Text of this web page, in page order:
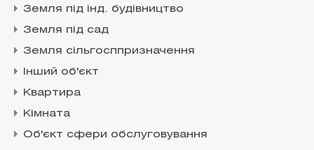
Земля під інд. будівництво
Земля під сад
Земля сільгосппризначення
Інший об'єкт
Квартира
Кімната
Об'єкт сфери обслуговування